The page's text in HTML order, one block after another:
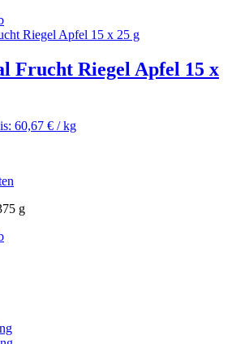
Frucht Riegel Apfel 15 x
60,67 € / kg
g